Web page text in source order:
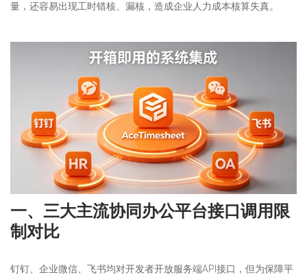
量，还容易出现工时错核、漏核，造成企业人力成本核算失真。
一、 三大主流协同 办公平台接口调用限
制对比
钉钉、企业微信、飞书均对开发者开放服务端API接口，但为保障平